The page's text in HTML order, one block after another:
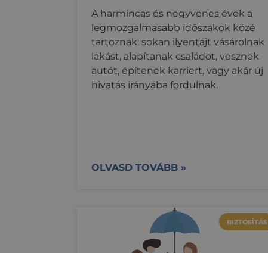
A harmincas és negyvenes évek a
legmozgalmasabb időszakok közé
tartoznak: sokan ilyentájt vásárolnak
lakást, alapítanak családot, vesznek
autót, építenek karriert, vagy akár új
hivatás irányába fordulnak.
OLVASD TOVÁBB »
BIZTOSÍTÁS